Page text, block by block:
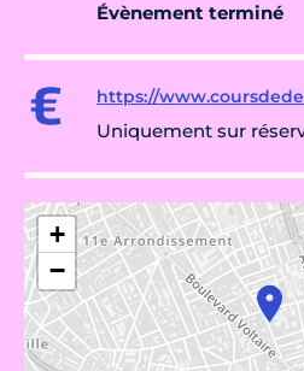
Évènement terminé
https://
Uniquement sur
+
−